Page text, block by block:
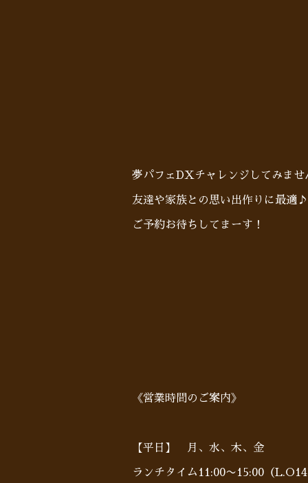
夢パフェDXチャレンジしてみま
友達や家族との思い出作りに最適♪
ご予約お待ちしてまーす！
《営業時間のご案内》
【平日】 月、水、木、金
ランチタイム11:00〜15:00（